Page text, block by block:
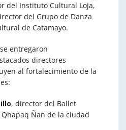
del Instituto Cultural Loja,
del Grupo de Danza
de Catamayo.
entregaron
directores
al fortalecimiento de la
, director del Ballet
Ñan de la ciudad